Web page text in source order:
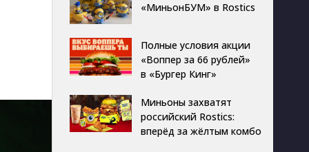
«МиньонБУМ» в Rostics
Полные условия акции
«Воппер за 66 рублей»
в «Бургер Кинг»
Миньоны захватят
российский Rostics:
вперёд за жёлтым комбо